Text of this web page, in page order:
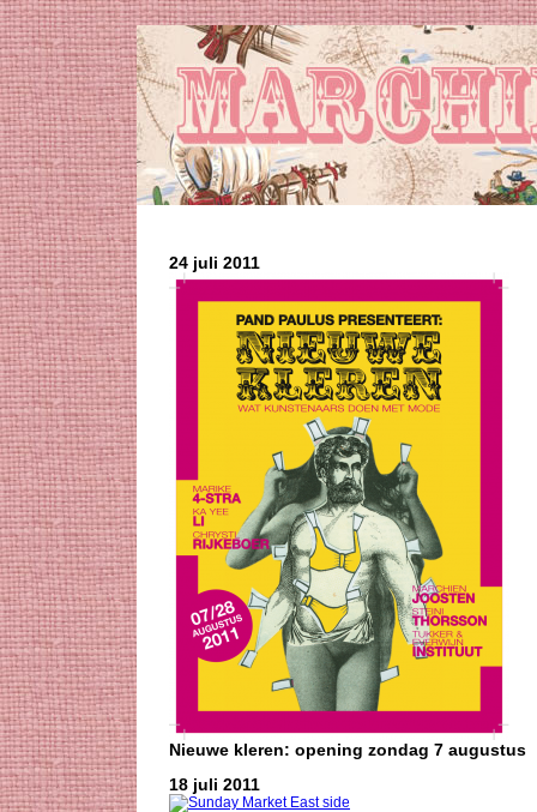
24 juli 2011
Nieuwe kleren: opening zondag 7 augustus
18 juli 2011